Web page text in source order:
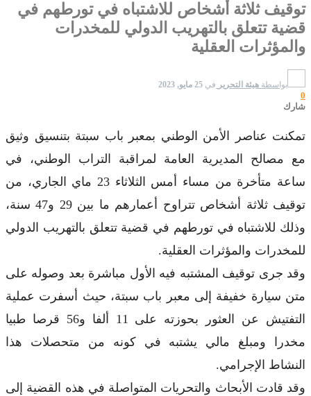
توقيف ثلاثة أشخاص للاشتباه في تورطهم في
قضية تتعلق بالتهريب الدولي للمخدرات
والمؤثرات العقلية
بواسطة هيئة التحرير في 25 مايو, 2023
0
شارك
تمكنت عناصر الأمن الوطني بمعبر باب سبتة بتنسيق وثيق
مع مصالح المديرية العامة لمراقبة التراب الوطني، في
ساعة متأخرة من مساء أمس الثلاثاء 23 ماي الجاري، من
توقيف ثلاثة أشخاص تتراوح أعمارهم ما بين 29 و47 سنة،
وذلك للاشتباه في تورطهم في قضية تتعلق بالتهريب الدولي
للمخدرات والمؤثرات العقلية.
وقد جرى توقيف المشتبه فيه الأول مباشرة بعد وصوله على
متن سيارة خفيفة إلى معبر باب سبتة، حيث أسفرت عملية
التفتيش عن العثور بحوزته على 11 ألفا و56 قرصا طبيا
مخدرا ومبلغ مالي يشتبه في كونه من متحصلات هذا
النشاط الإجرامي.
وقد قادت الأبحاث والتحريات المتواصلة في هذه القضية إلى